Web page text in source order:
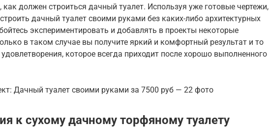
как должен строиться дачный туалет. Используя уже готовые чертежи,
дачный туалет своими руками без каких-либо архитектурных
экспериментировать и добавлять в проекты некоторые
в таком случае вы получите яркий и комфортный результат и то
которое всегда приходит после хорошо выполненного
Дачный туалет своими руками за 7500 руб — 22 фото
к сухому дачному торфяному туалету